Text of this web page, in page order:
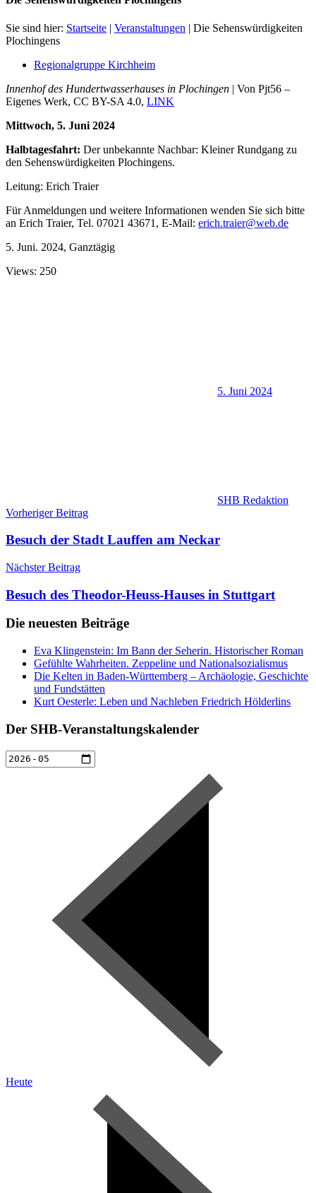
Sie sind hier: Startseite | Veranstaltungen | Die Sehenswürdigkeiten
Plochingens
Regionalgruppe Kirchheim
Innenhof des Hundertwasserhauses in Plochingen | Von Pjt56 –
Eigenes Werk, CC BY-SA 4.0, LINK
Mittwoch, 5. Juni 2024
Halbtagesfahrt: Der unbekannte Nachbar: Kleiner Rundgang zu
den Sehenswürdigkeiten Plochingens.
Leitung: Erich Traier
Für Anmeldungen und weitere Informationen wenden Sie sich bitte
an Erich Traier, Tel. 07021 43671, E-Mail: erich.traier@web.de
5. Juni. 2024, Ganztägig
Views: 250
5. Juni 2024
SHB Redaktion
Beitragsnavigation
Vorheriger Beitrag
Besuch der Stadt Lauffen am Neckar
Nächster Beitrag
Besuch des Theodor-Heuss-Hauses in Stuttgart
Die neuesten Beiträge
Eva Klingenstein: Im Bann der Seherin. Historischer Roman
Gefühlte Wahrheiten. Zeppeline und Nationalsozialismus
Die Kelten in Baden-Württemberg – Archäologie, Geschichte
und Fundstätten
Kurt Oesterle: Leben und Nachleben Friedrich Hölderlins
Der SHB-Veranstaltungskalender
Heute